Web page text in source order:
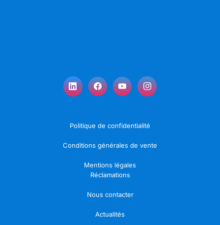
Politique de confidentialité
Conditions générales de vente
Mentions légales
Réclamations
Nous contacter
Actualités